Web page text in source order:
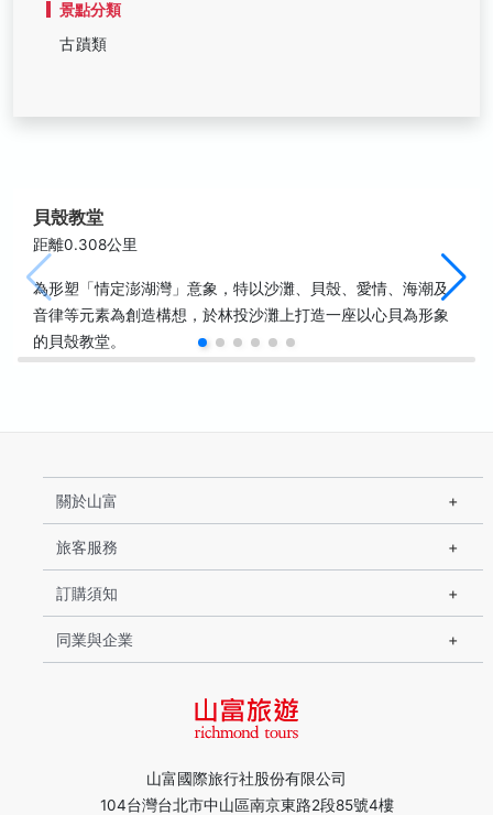
景點分類
古蹟類
貝殼教堂
距離0.308公里
為形塑「情定澎湖灣」意象，特以沙灘、貝殼、愛情、海潮及
音律等元素為創造構想，於林投沙灘上打造一座以心貝為形象
的貝殼教堂。
山富國際旅行社股份有限公司
104台灣台北市中山區南京東路2段85號4樓
關於山富
旅客服務
訂購須知
同業與企業